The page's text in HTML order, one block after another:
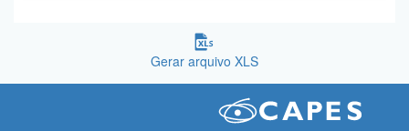
Gerar arquivo XLS